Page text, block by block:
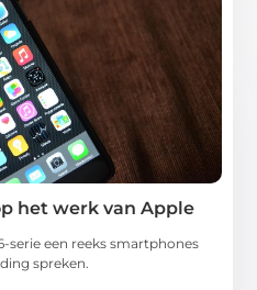
het werk van Apple
serie een reeks smartphones
spreken.